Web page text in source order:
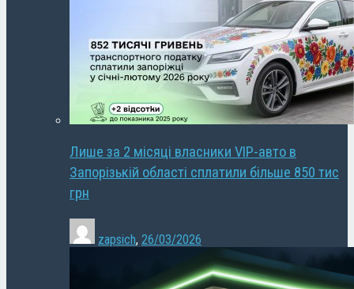
Лише за 2 місяці власники VIP-авто в
Запорізькій області сплатили більше 850 тис
грн
zapsich, 26/03/2026